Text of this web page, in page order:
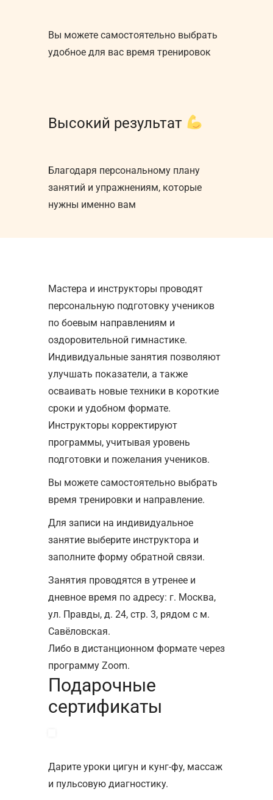
Вы можете самостоятельно выбрать
удобное для вас время тренировок
Высокий результат
Благодаря персональному плану
занятий и упражнениям, которые
нужны именно вам
Мастера и инструкторы проводят
персональную подготовку учеников
по боевым направлениям и
оздоровительной гимнастике.
Индивидуальные занятия позволяют
улучшать показатели, а также
осваивать новые техники в короткие
сроки и удобном формате.
Инструкторы корректируют
программы, учитывая уровень
подготовки и пожелания учеников.
Вы можете самостоятельно выбрать
время тренировки и направление.
Для записи на индивидуальное
занятие выберите инструктора и
заполните форму обратной связи.
Занятия проводятся в утренее и
дневное время по адресу: г. Москва,
ул. Правды, д. 24, стр. 3, рядом с м.
Савёловская.
Либо в дистанционном формате через
программу Zoom.
Подарочные
сертификаты
Дарите уроки цигун и кунг-фу, массаж
и пульсовую диагностику.